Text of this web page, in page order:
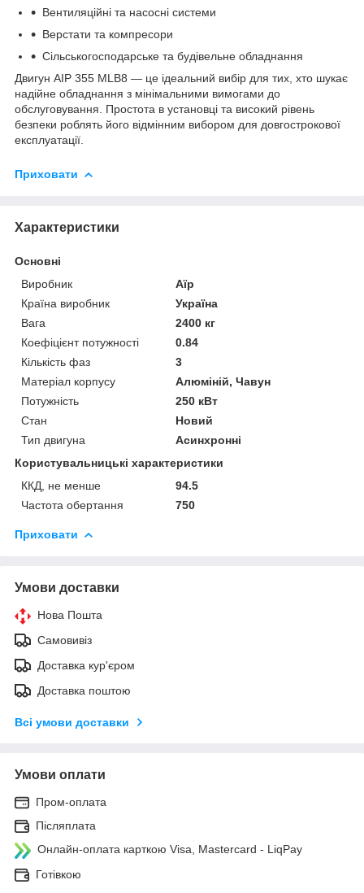
Вентиляційні та насосні системи
Верстати та компресори
Сільськогосподарське та будівельне обладнання
Двигун АІР 355 MLB8 — це ідеальний вибір для тих, хто шукає
надійне обладнання з мінімальними вимогами до
обслуговування. Простота в установці та високий рівень
безпеки роблять його відмінним вибором для довгострокової
експлуатації.
Приховати
Характеристики
Основні
Виробник
Аїр
Країна виробник
Україна
Вага
2400 кг
Коефіцієнт потужності
0.84
Кількість фаз
3
Матеріал корпусу
Алюміній, Чавун
Потужність
250 кВт
Стан
Новий
Тип двигуна
Асинхронні
Користувальницькі характеристики
ККД, не менше
94.5
Частота обертання
750
Приховати
Умови доставки
Нова Пошта
Самовивіз
Доставка кур'єром
Доставка поштою
Всі умови доставки
Умови оплати
Пром-оплата
Післяплата
Онлайн-оплата карткою Visa, Mastercard - LiqPay
Готівкою